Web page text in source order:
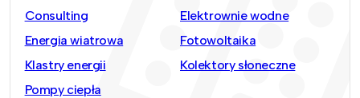
Consulting
Elektrownie wodne
Energia wiatrowa
Fotowoltaika
Klastry energii
Kolektory słoneczne
Pompy ciepła